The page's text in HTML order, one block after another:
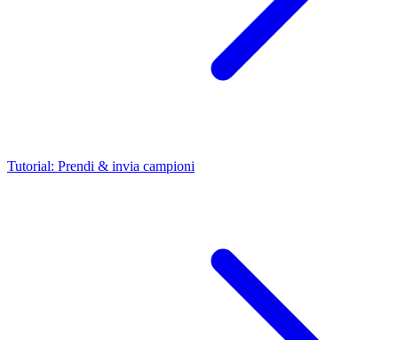
Tutorial: Prendi & invia campioni